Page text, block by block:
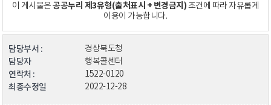
이 게시물은공공누리 제3유형(출처표시 + 변경금지)조건에 따라 자유롭게
이용이 가능합니다.
담당부서 : 경상북도청
담당자 행복콜센터
연락처 : 1522-0120
최종수정일 2022-12-28